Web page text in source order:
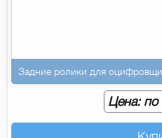
Задние ролики для
Цена: по